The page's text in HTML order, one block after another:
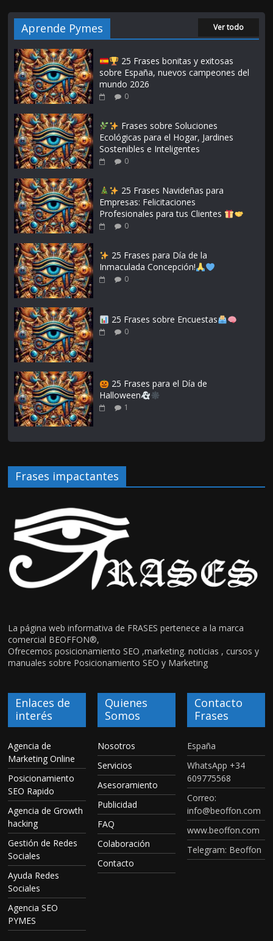
Aprende Pymes Ver todo
25 Frases bonitas y exitosas
sobre España, nuevos campeones del
mundo 2026
0
Frases sobre Soluciones
Ecológicas para el Hogar, Jardines
Sostenibles e Inteligentes
0
25 Frases Navideñas para
Empresas: Felicitaciones
Profesionales para tus Clientes
0
25 Frases para Día de la
Inmaculada Concepción!
0
25 Frases sobre Encuestas
0
25 Frases para el Día de
Halloween
1
Frases impactantes
La página web informativa de FRASES pertenece a la marca
comercial BEOFFON®,
Ofrecemos posicionamiento SEO ,marketing. noticias , cursos y
manuales sobre Posicionamiento SEO y Marketing
Enlaces de
interés
Agencia de
Marketing Online
Posicionamiento
SEO Rapido
Agencia de Growth
hacking
Gestión de Redes
Sociales
Ayuda Redes
Sociales
Agencia SEO
PYMES
Quienes
Somos
Nosotros
Servicios
Asesoramiento
Publicidad
FAQ
Colaboración
Contacto
Contacto
Frases
España
WhatsApp +34
609775568
Correo:
info@beoffon.com
www.beoffon.com
Telegram: Beoffon